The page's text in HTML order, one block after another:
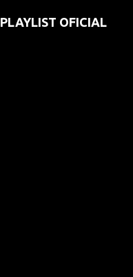
PLAYLIST OFICIAL